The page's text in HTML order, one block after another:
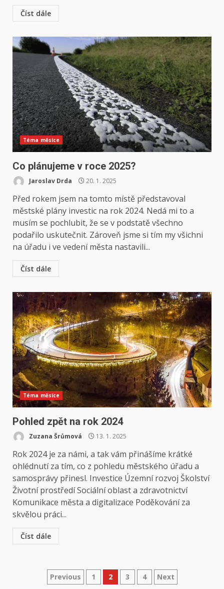
Číst dále
Téma měsíce
Co plánujeme v roce 2025?
Jaroslav Drda 20. 1. 2025
Před rokem jsem na tomto místě představoval
městské plány investic na rok 2024. Nedá mi to a
musím se pochlubit, že se v podstatě všechno
podařilo uskutečnit. Zároveň jsme si tím my všichni
na úřadu i ve vedení města nastavili...
Číst dále
Téma měsíce
Pohled zpět na rok 2024
Zuzana Šrůmová 13. 1. 2025
Rok 2024 je za námi, a tak vám přinášíme krátké
ohlédnutí za tím, co z pohledu městského úřadu a
samosprávy přinesl. Investice Územní rozvoj Školství
Životní prostředí Sociální oblast a zdravotnictví
Komunikace města a digitalizace Poděkování za
skvělou práci...
Číst dále
Stránkování
Previous 1 2 3 4 Next